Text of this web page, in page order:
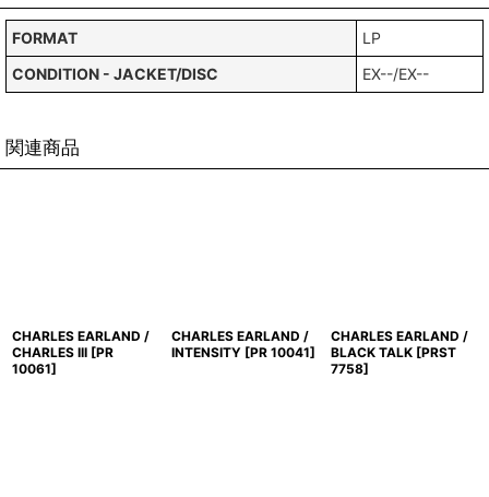
FORMAT
LP
CONDITION - JACKET/DISC
EX--/EX--
関連商品
CHARLES EARLAND /
CHARLES III [PR
10061]
CHARLES EARLAND /
INTENSITY [PR 10041]
CHARLES EARLAND /
BLACK TALK [PRST
7758]